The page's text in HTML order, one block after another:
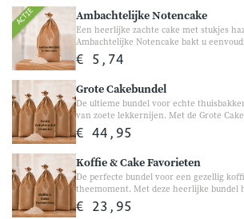
ACTIE Ambachtelijke Notencake
Een heerlijke zachte cake met stukjes
Ambachtelijke Notencake bakt u
cake met een volle smaak en heerlijke
Perfect voor bij de koffie, een gezellige
€ 5,74
Grote Cakebundel
De ultieme bundel voor echte
van zoete lekkernijen. Met de Grote
direct tien heerlijke cakemixen van
Van luchtige klassiekers en romige
gezellige bakmomenten thuis. Perfect om
smaken uit te proberen, altijd iets lekkers
hebben of samen gezellig te bakken. 10
cakemixen in één bundel Vol variatie voor
thuisbakker
€ 44,95
Koffie & Cake Favorieten
De perfecte bundel voor een gezellig
theemoment. Met deze heerlijke bundel
Hollandse bakfavorieten in huis. Van
en boterkoek tot stroopwafel en
€ 23,95